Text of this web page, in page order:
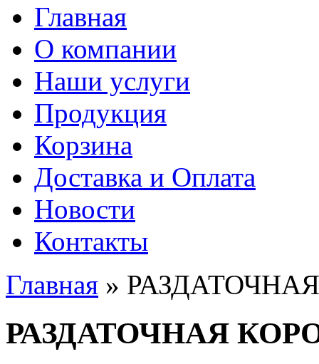
Главная
О компании
Наши услуги
Продукция
Корзина
Доставка и Оплата
Новости
Контакты
Вы здесь
Главная »
РАЗДАТОЧНАЯ